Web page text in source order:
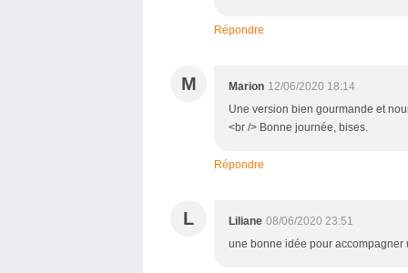
Répondre
M Marion 12/06/2020 18:14
Une version bien gourmande et
<br /> Bonne journée, bises.
Répondre
L Liliane 08/06/2020 23:51
une bonne idée pour accompagner